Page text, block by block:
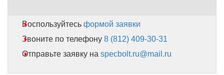
Воспользуйтесь формой заявки
Звоните по телефону 8 (812) 409-30-31
Отправьте заявку на specbolt.ru@mail.ru